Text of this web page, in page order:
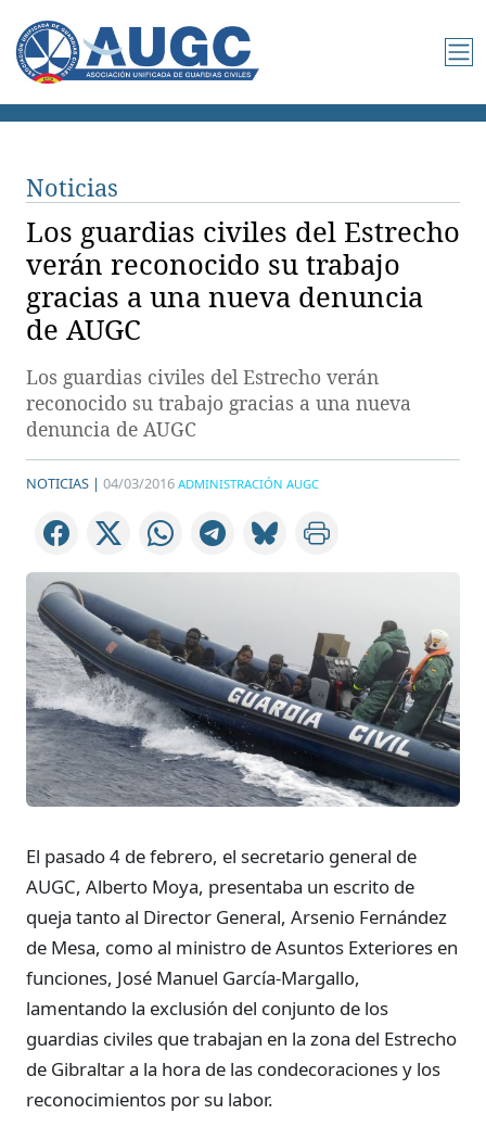
Noticias
Los guardias civiles del Estrecho
verán reconocido su trabajo
gracias a una nueva denuncia
de AUGC
Los guardias civiles del Estrecho verán
reconocido su trabajo gracias a una nueva
denuncia de AUGC
NOTICIAS | 04/03/2016 ADMINISTRACIÓN AUGC
El pasado 4 de febrero, el secretario general de
AUGC, Alberto Moya, presentaba un escrito de
queja tanto al Director General, Arsenio Fernández
de Mesa, como al ministro de Asuntos Exteriores en
funciones, José Manuel García-Margallo,
lamentando la exclusión del conjunto de los
guardias civiles que trabajan en la zona del Estrecho
de Gibraltar a la hora de las condecoraciones y los
reconocimientos por su labor.